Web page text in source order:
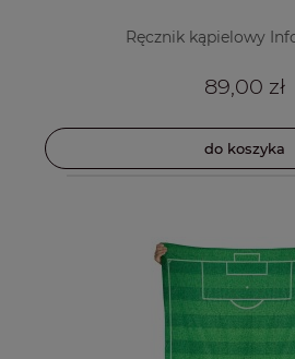
Ręcznik kąpielowy
89,00 zł
do koszyka